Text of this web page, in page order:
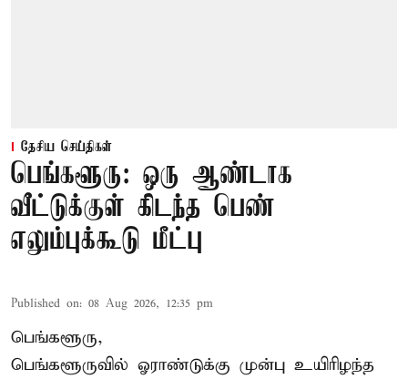
தேசிய செய்திகள்
பெங்களூரு: ஒரு ஆண்டாக
வீட்டுக்குள் கிடந்த பெண்
எலும்புக்கூடு மீட்பு
Published on: 08 Aug 2026, 12:35 pm
பெங்களூரு,
பெங்களூருவில் ஓராண்டுக்கு முன்பு உயிரிழந்த